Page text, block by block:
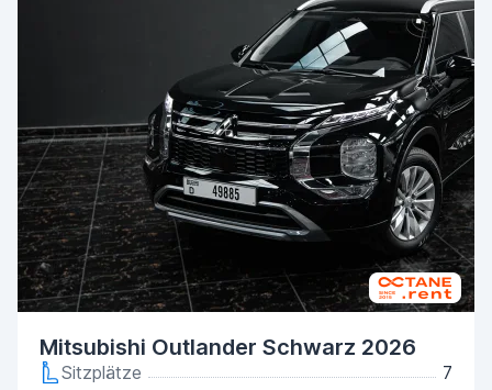
Mitsubishi Outlander Schwarz 2026
Sitzplätze
7